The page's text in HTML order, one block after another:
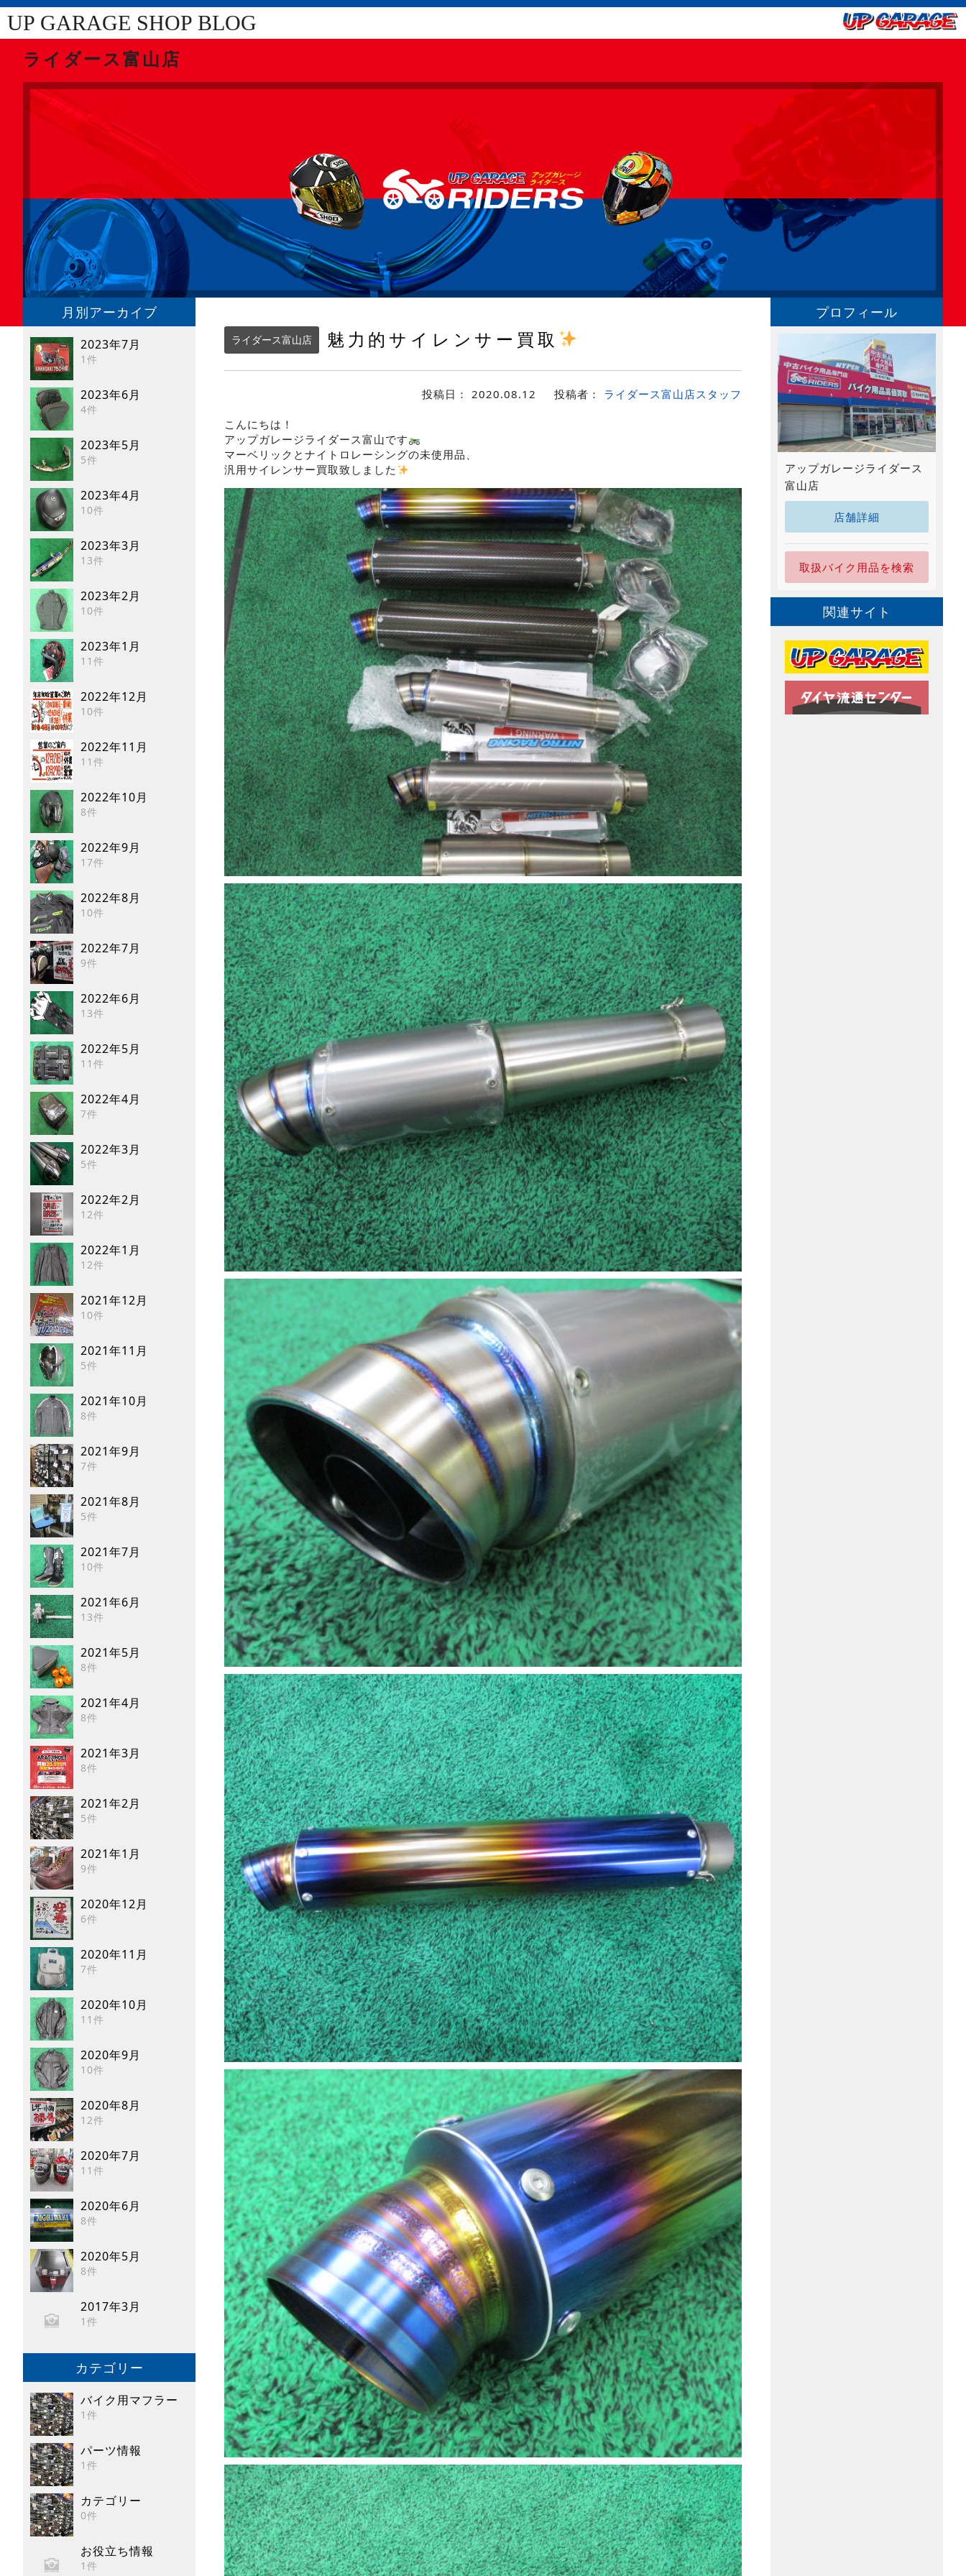
UP GARAGE SHOP BLOG
ライダース富山店
月別アーカイブ
2023年7月
1件
2023年6月
4件
2023年5月
5件
2023年4月
10件
2023年3月
13件
2023年2月
10件
2023年1月
11件
2022年12月
10件
2022年11月
11件
2022年10月
8件
2022年9月
17件
2022年8月
10件
2022年7月
9件
2022年6月
13件
2022年5月
11件
2022年4月
7件
2022年3月
5件
2022年2月
12件
2022年1月
12件
2021年12月
10件
2021年11月
5件
2021年10月
8件
2021年9月
7件
2021年8月
5件
2021年7月
10件
2021年6月
13件
2021年5月
8件
2021年4月
8件
2021年3月
8件
2021年2月
5件
2021年1月
9件
2020年12月
6件
2020年11月
7件
2020年10月
11件
2020年9月
10件
2020年8月
12件
2020年7月
11件
2020年6月
8件
2020年5月
8件
2017年3月
1件
カテゴリー
バイク用マフラー
1件
パーツ情報
1件
カテゴリー
0件
お役立ち情報
1件
ライダース富山店 魅力的サイレンサー買取
投稿日： 2020.08.12 投稿者： ライダース富山店スタッフ
こんにちは！
アップガレージライダース富山です
マーベリックとナイトロレーシングの未使用品、
汎用サイレンサー買取致しました
プロフィール
アップガレージライダース
富山店
店舗詳細
取扱バイク用品を検索
関連サイト